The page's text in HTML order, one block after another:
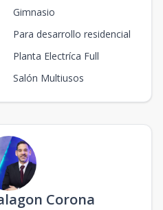
Gimnasio
Para desarrollo residencial
Planta Electríca Full
Salón Multiusos
Corona